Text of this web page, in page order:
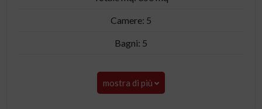
Camere: 5
Bagni: 5
mostra di più